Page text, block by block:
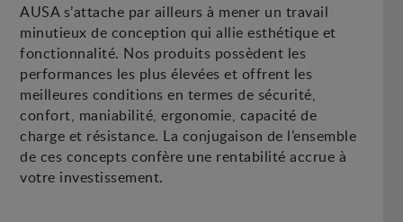
AUSA s’attache par ailleurs à mener un travail
minutieux de conception qui allie esthétique et
fonctionnalité. Nos produits possèdent les
performances les plus élevées et offrent les
meilleures conditions en termes de sécurité,
confort, maniabilité, ergonomie, capacité de
charge et résistance. La conjugaison de l’ensemble
de ces concepts confère une rentabilité accrue à
votre investissement.